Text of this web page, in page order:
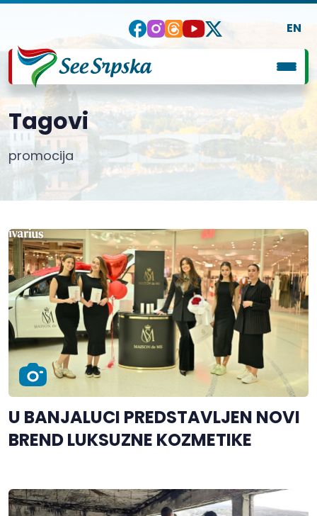
EN
Tagovi
promocija
U BANJALUCI PREDSTAVLJEN NOVI
BREND LUKSUZNE KOZMETIKE